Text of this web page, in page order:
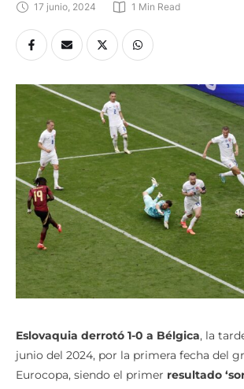
17 junio, 2024 1 Min Read
Eslovaquia derrotó 1-0 a Bélgica, la
junio del 2024, por la primera fecha del
Eurocopa, siendo el primer resultado